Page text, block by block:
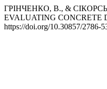
ГРІНЧЕНКО, В., &
EVALUATING CONCRETE
https://doi.org/10.30857/2786-